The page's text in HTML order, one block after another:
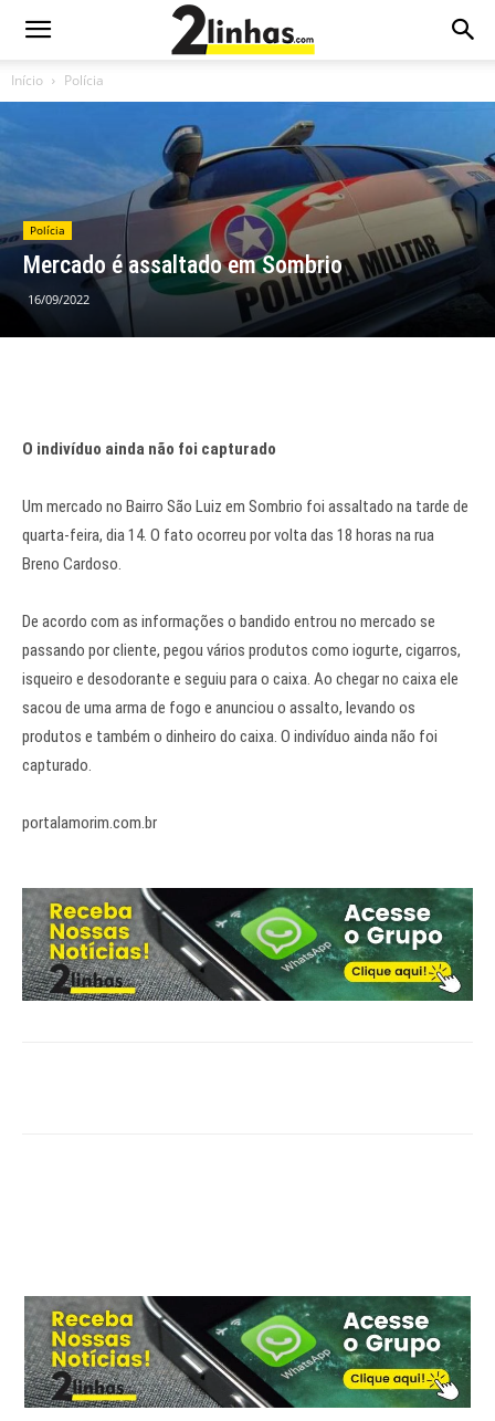
Início Polícia
Polícia
Mercado é assaltado em Sombrio
16/09/2022
O indivíduo ainda não foi capturado
Um mercado no Bairro São Luiz em Sombrio foi assaltado na tarde de
quarta-feira, dia 14. O fato ocorreu por volta das 18 horas na rua
Breno Cardoso.
De acordo com as informações o bandido entrou no mercado se
passando por cliente, pegou vários produtos como iogurte, cigarros,
isqueiro e desodorante e seguiu para o caixa. Ao chegar no caixa ele
sacou de uma arma de fogo e anunciou o assalto, levando os
produtos e também o dinheiro do caixa. O indivíduo ainda não foi
capturado.
portalamorim.com.br